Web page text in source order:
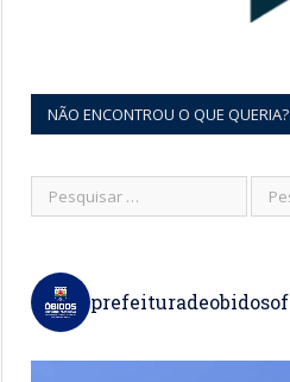
NÃO ENCONTROU O QUE QUERIA?
prefeituradeobidosof